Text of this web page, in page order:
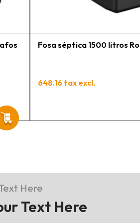
Fosa séptica 1500 litros
648.16 tax excl.
Here
Text Here